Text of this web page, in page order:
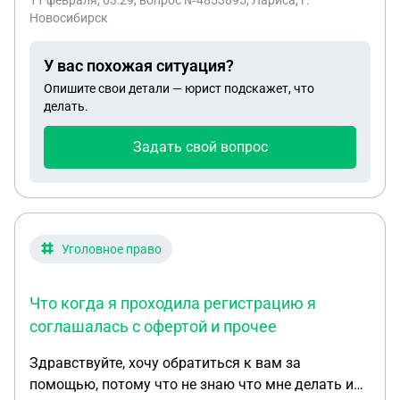
чтоб домой он приехал , командир не отпускает .
Новосибирск
У вас похожая ситуация?
Опишите свои детали — юрист подскажет, что
делать.
Задать свой вопрос
Уголовное право
Что когда я проходила регистрацию я
соглашалась с офертой и прочее
Здравствуйте, хочу обратиться к вам за
помощью, потому что не знаю что мне делать и